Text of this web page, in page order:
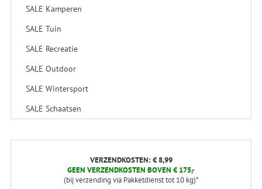
SALE Kamperen
SALE Tuin
SALE Recreatie
SALE Outdoor
SALE Wintersport
SALE Schaatsen
VERZENDKOSTEN: € 8,99
GEEN VERZENDKOSTEN BOVEN € 175,-
(bij verzending via Pakketdienst tot 10 kg)*